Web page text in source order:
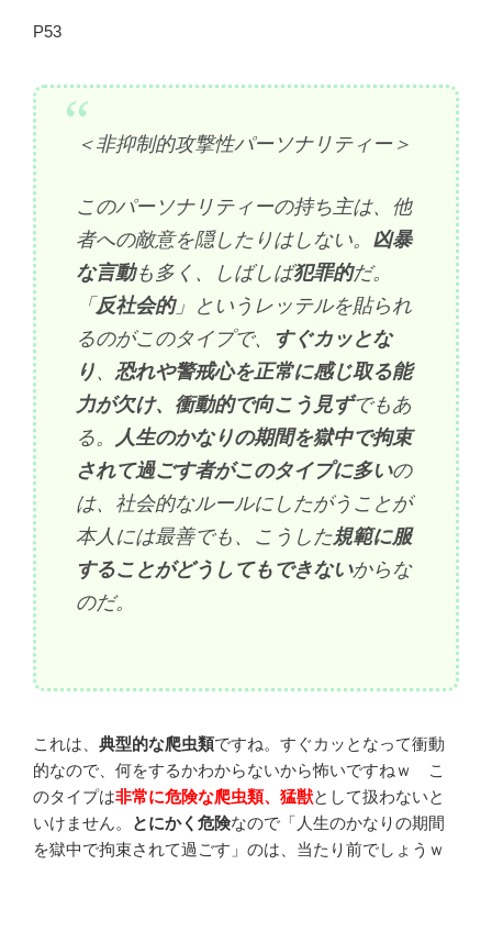
P53
＜非抑制的攻撃性パーソナリティー＞
このパーソナリティーの持ち主は、他
者への敵意を隠したりはしない。 凶暴
な言動も多く、しばしば犯罪的だ。
「 反社会的」というレッテルを貼られ
るのがこのタイプで、
すぐカッとな
り、 恐れや警戒心を正常に感じ取る能
力が欠け、衝動的で向こう見ずでもあ
る。 人生のかなりの期間を獄中で拘束
されて過ごす者がこのタイプに多いの
は、社会的なルールにしたがうことが
本人には最善でも、こうした規範に服
することがどうしてもできないからな
のだ。
これは、 典型的な爬虫類ですね。すぐカッとなって衝動
的なので、何をするかわからないから怖いですねｗ こ
のタイプは非常に危険な爬虫類、猛獣として扱わないと
いけません。
とにかく危険なので「人生のかなりの期間
を獄中で拘束されて過ごす」のは、当たり前でしょうｗ